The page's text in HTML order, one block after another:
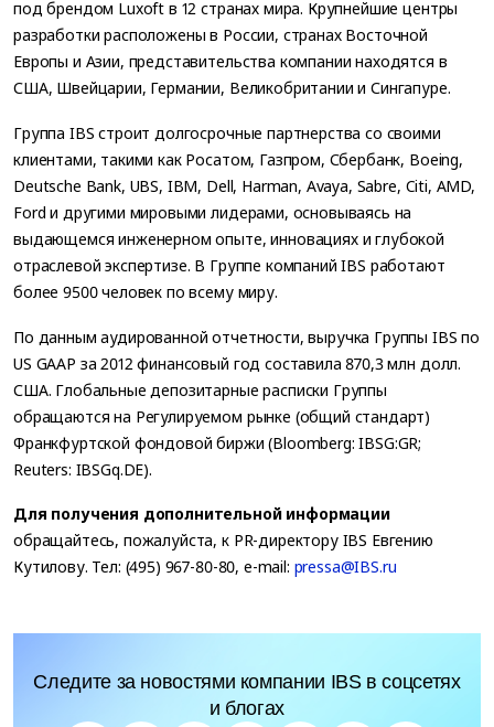
под брендом Luxoft в 12 странах мира. Крупнейшие центры
разработки расположены в России, странах Восточной
Европы и Азии, представительства компании находятся в
США, Швейцарии, Германии, Великобритании и Сингапуре.
Группа IBS строит долгосрочные партнерства со своими
клиентами, такими как Росатом, Газпром, Сбербанк, Boeing,
Deutsche Bank, UBS, IBM, Dell, Harman, Avaya, Sabre, Citi, AMD,
Ford и другими мировыми лидерами, основываясь на
выдающемся инженерном опыте, инновациях и глубокой
отраслевой экспертизе. В Группе компаний IBS работают
более 9500 человек по всему миру.
По данным аудированной отчетности, выручка Группы IBS по
US GAAP за 2012 финансовый год составила 870,3 млн долл.
США. Глобальные депозитарные расписки Группы
обращаются на Регулируемом рынке (общий стандарт)
Франкфуртской фондовой биржи (Bloomberg: IBSG:GR;
Reuters: IBSGq.DE).
Для получения дополнительной информации
обращайтесь, пожалуйста, к PR-директору IBS Евгению
Кутилову. Тел: (495) 967-80-80, e-mail: pressa@IBS.ru
Следите за новостями компании IBS в соцсетях
и блогах